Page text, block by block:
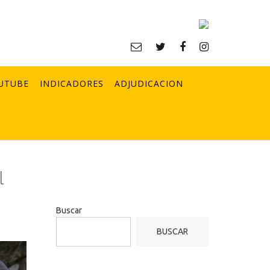
INDICADORES ADJUDICACION
Buscar
BUSCAR